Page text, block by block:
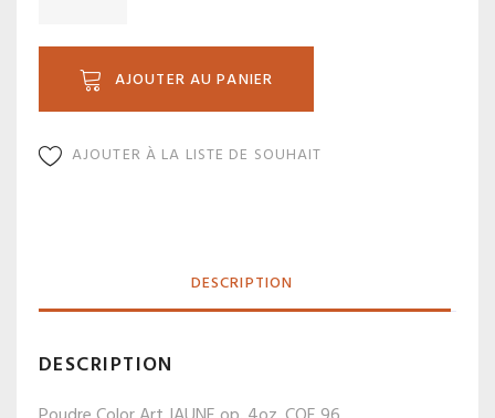
AJOUTER AU PANIER
AJOUTER À LA LISTE DE SOUHAIT
DESCRIPTION
DESCRIPTION